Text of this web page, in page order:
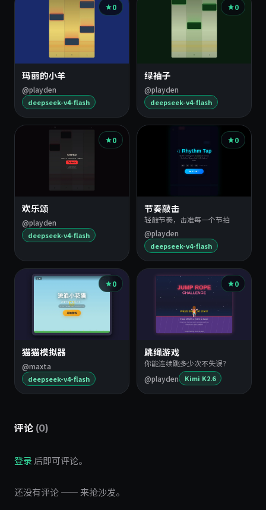
0
玛丽的小羊
@playden
deepseek-v4-flash
0
绿袖子
@playden
deepseek-v4-flash
0
欢乐颂
@playden
deepseek-v4-flash
0
节奏敲击
轻敲节奏，击准每一个节拍
@playden
deepseek-v4-flash
0
猫猫模拟器
@maxta
deepseek-v4-flash
0
跳绳游戏
你能连续跳多少次不失误？
@playden
Kimi K2.6
评论 (0)
登录 后即可评论。
还没有评论 —— 来抢沙发。